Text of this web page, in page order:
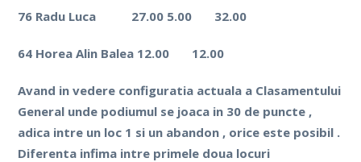
76 Radu Luca 27.00 5.00 32.00
64 Horea Alin Balea 12.00 12.00
Avand in vedere configuratia actuala a Clasamentului
General unde podiumul se joaca in 30 de puncte ,
adica intre un loc 1 si un abandon , orice este posibil .
Diferenta infima intre primele doua locuri